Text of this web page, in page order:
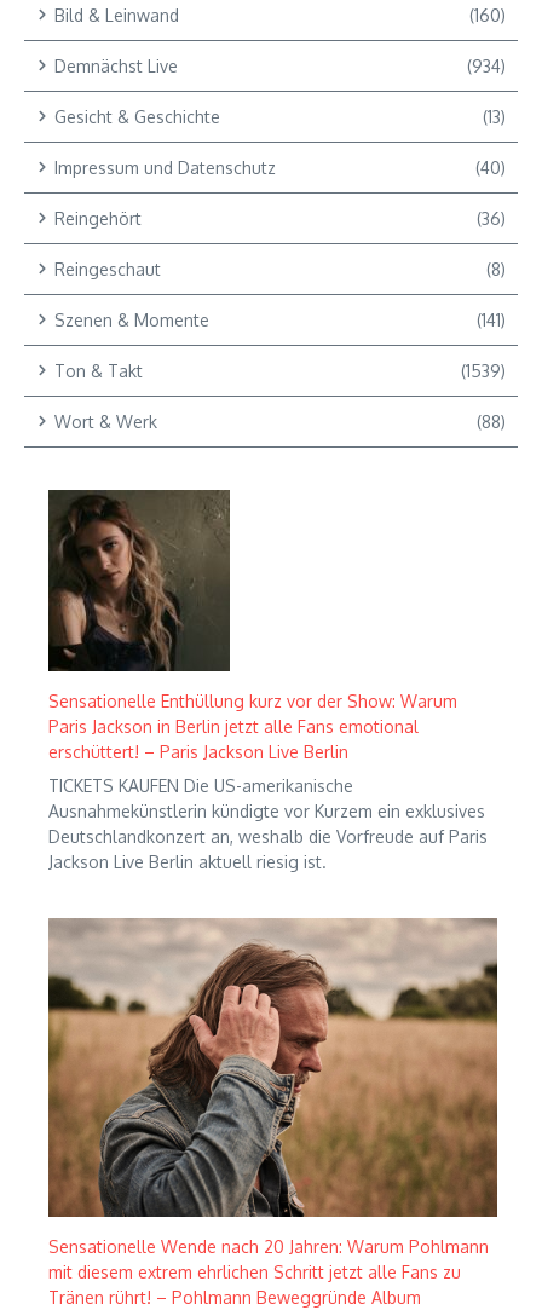
Bild & Leinwand (160)
Demnächst Live (934)
Gesicht & Geschichte (13)
Impressum und Datenschutz (40)
Reingehört (36)
Reingeschaut (8)
Szenen & Momente (141)
Ton & Takt (1539)
Wort & Werk (88)
Sensationelle Enthüllung kurz vor der Show: Warum
Paris Jackson in Berlin jetzt alle Fans emotional
erschüttert! – Paris Jackson Live Berlin
TICKETS KAUFEN Die US-amerikanische
Ausnahmekünstlerin kündigte vor Kurzem ein exklusives
Deutschlandkonzert an, weshalb die Vorfreude auf Paris
Jackson Live Berlin aktuell riesig ist.
Sensationelle Wende nach 20 Jahren: Warum Pohlmann
mit diesem extrem ehrlichen Schritt jetzt alle Fans zu
Tränen rührt! – Pohlmann Beweggründe Album